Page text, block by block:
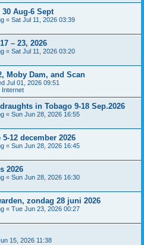
Aug-6 Sept
« Sat Jul 11, 2026 03:39
– 23, 2026
« Sat Jul 11, 2026 03:20
Moby Dam, and Scan
Jul 01, 2026 09:51
Internet
in Tobago 9-18 Sep.2026
« Sun Jun 28, 2026 16:55
12 december 2026
« Sun Jun 28, 2026 16:45
2026
« Sun Jun 28, 2026 16:30
zondag 28 juni 2026
« Tue Jun 23, 2026 00:27
15, 2026 11:38